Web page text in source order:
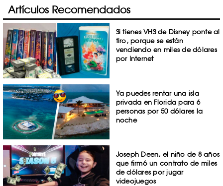
Artículos Recomendados
Si tienes VHS de Disney ponte al
tiro, porque se están
vendiendo en miles de dólares
por Internet
Ya puedes rentar una isla
privada en Florida para 6
personas por 50 dólares la
noche
Joseph Deen, el niño de 8 años
que firmó un contrato de miles
de dólares por jugar
videojuegos